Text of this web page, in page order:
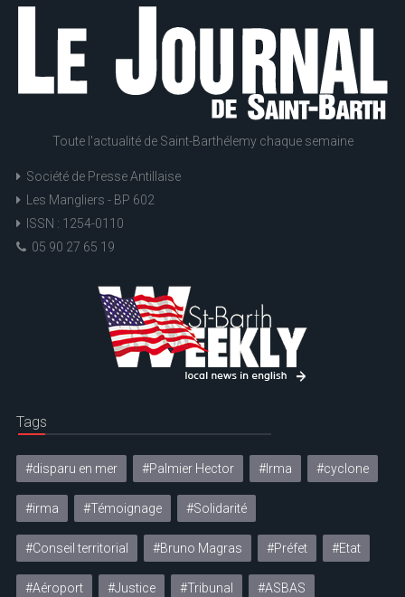
Toute l'actualité de Saint-Barthélemy chaque semaine
Société de Presse Antillaise
Les Mangliers - BP 602
ISSN : 1254-0110
05 90 27 65 19
Tags
#disparu en mer #Palmier Hector #Irma #cyclone
#irma #Témoignage #Solidarité
#Conseil territorial #Bruno Magras #Préfet #Etat
#Aéroport #Justice #Tribunal #ASBAS